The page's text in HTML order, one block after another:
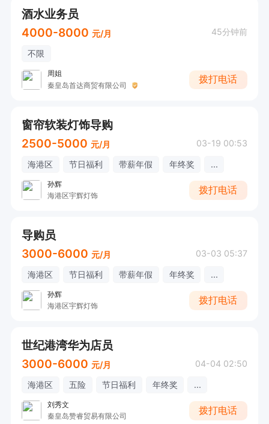
酒水业务员
4000-8000 元/月 45分钟前
不限
周姐
秦皇岛首达商贸有限公司
拨打电话
窗帘软装灯饰导购
2500-5000 元/月 03-19 00:53
海港区 节日福利 带薪年假 年终奖 ...
孙辉
海港区宇辉灯饰
拨打电话
导购员
3000-6000 元/月 03-03 05:37
海港区 节日福利 带薪年假 年终奖 ...
孙辉
海港区宇辉灯饰
拨打电话
世纪港湾华为店员
3000-6000 元/月 04-04 02:50
海港区 五险 节日福利 年终奖 ...
刘秀文
秦皇岛赞睿贸易有限公司
拨打电话